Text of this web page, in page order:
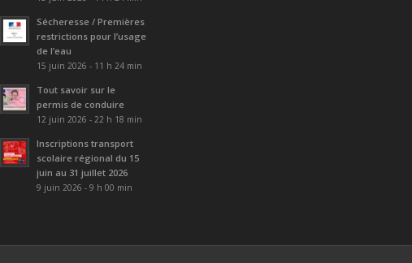
Sécheresse / Premières
restrictions pour l’usage
de l’eau
15 juin 2026 - 11 h 24 min
Tout savoir sur le
permis de conduire
12 juin 2026 - 22 h 18 min
Inscriptions transport
scolaire régional du 15
juin au 31 juillet 2026
9 juin 2026 - 9 h 00 min